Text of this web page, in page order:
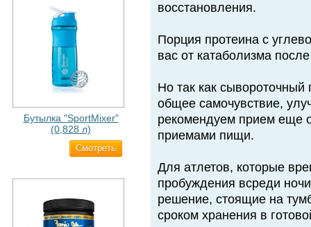
Бутылка "SportMixer"
(0,828 л)
Cмотреть
восстановления.
Порция протеина с
вас от катаболизма после
Но так как сывороточный
общее самочувствие,
рекомендуем прием еще
приемами пищи.
Для атлетов, которые
пробуждения всреди
решение, стоящие на
сроком хранения в